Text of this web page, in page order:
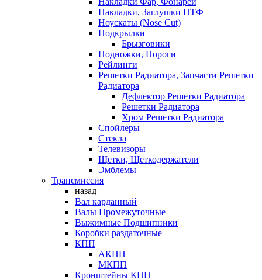
Накладки, Заглушки ПТФ
Ноускаты (Nose Cut)
Подкрылки
Брызговики
Подножки, Пороги
Рейлинги
Решетки Радиатора, Запчасти Решетки
Радиатора
Дефлектор Решетки Радиатора
Решетки Радиатора
Хром Решетки Радиатора
Спойлеры
Стекла
Телевизоры
Щетки, Щеткодержатели
Эмблемы
Трансмиссия
назад
Вал карданный
Валы Промежуточные
Выжимные Подшипники
Коробки раздаточные
КПП
АКПП
МКПП
Кронштейны КПП